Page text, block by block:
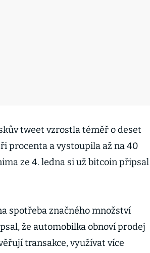
tweet vzrostla téměř o deset
procenta a vystoupila až na 40
ze 4. ledna si už bitcoin připsal
spotřeba značného množství
že automobilka obnoví prodej
transakce, využívat více